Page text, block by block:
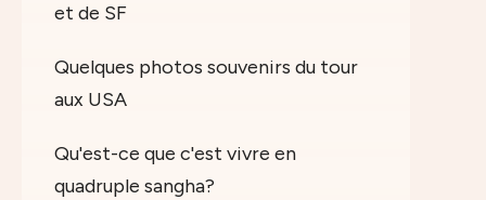
et de SF
Quelques photos souvenirs du tour
aux USA
Qu'est-ce que c'est vivre en
quadruple sangha?